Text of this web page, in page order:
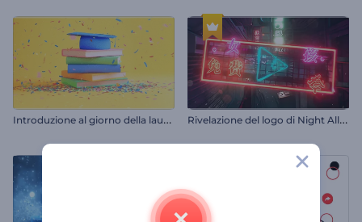
I
ntroduzione al giorno della laurea R
ivelazione del logo di Night Alley